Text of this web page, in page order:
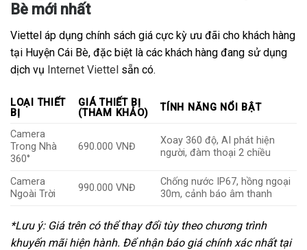
Bè mới nhất
Viettel áp dụng chính sách giá cực kỳ ưu đãi cho khách hàng
tại Huyện Cái Bè, đặc biệt là các khách hàng đang sử dụng
dịch vụ Internet Viettel sẵn có.
LOẠI THIẾT
BỊ
GIÁ THIẾT BỊ
(THAM KHẢO)
TÍNH NĂNG NỔI BẬT
Camera
Trong Nhà
360°
690.000 VNĐ
Xoay 360 độ, AI phát hiện
người, đàm thoại 2 chiều
Camera
Ngoài Trời
990.000 VNĐ
Chống nước IP67, hồng ngoại
30m, cảnh báo âm thanh
*Lưu ý: Giá trên có thể thay đổi tùy theo chương trình
khuyến mãi hiện hành. Để nhận báo giá chính xác nhất tại